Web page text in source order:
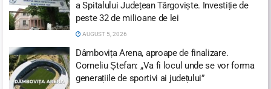
a Spitalului Județean Târgoviște. Investiție de
peste 32 de milioane de lei
AUGUST 5, 2026
Dâmbovița Arena, aproape de finalizare.
Corneliu Ștefan: „Va fi locul unde se vor forma
generațiile de sportivi ai județului”